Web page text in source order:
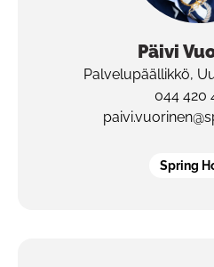
Päivi
Palvelupäällikkö,
044 420
Spring